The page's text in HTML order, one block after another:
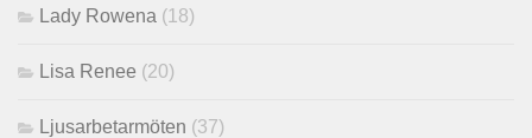
Lady Rowena (18)
Lisa Renee (20)
Ljusarbetarmöten (37)